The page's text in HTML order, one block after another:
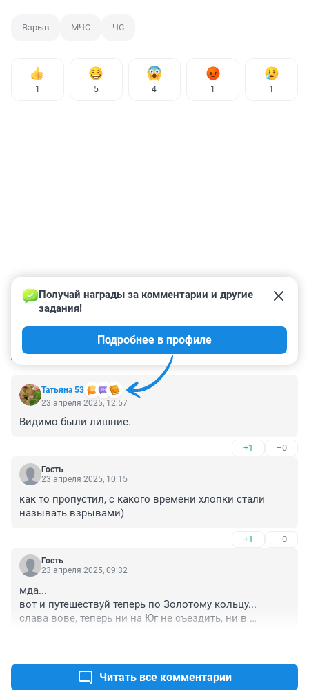
Взрыв МЧС ЧС
1 5 4 1 1
КОММЕНТАРИИ 28
Татьяна 53
Получай награды за комментарии и другие
задания!
Подробнее в профиле
23 апреля 2025, 12:57
Видимо были лишние.
+1 –0
Гость
23 апреля 2025, 10:15
как то пропустил, с какого времени хлопки стали
называть взрывами)
+1 –0
Гость
23 апреля 2025, 09:32
мда...
вот и путешествуй теперь по Золотому кольцу...
слава вове, теперь ни на Юг не съездить, ни в
Читать все комментарии